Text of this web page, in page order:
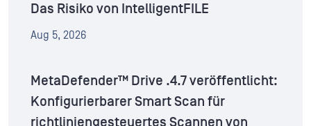
Das Risiko von IntelligentFILE
Aug 5, 2026
MetaDefender™ Drive .4.7 veröffentlicht:
Konfigurierbarer Smart Scan für
richtliniengesteuertes Scannen von